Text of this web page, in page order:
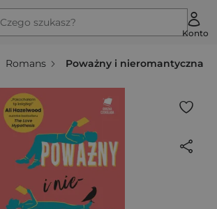
Czego szukasz?
Konto
Romans Poważny i nieromantyczna